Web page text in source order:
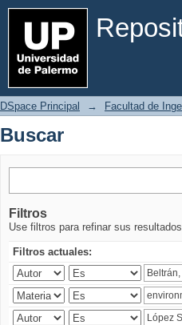
Buscar
DSpace Principal → Facultad de
Buscar
Filtros
Use filtros para refinar sus
Filtros actuales: